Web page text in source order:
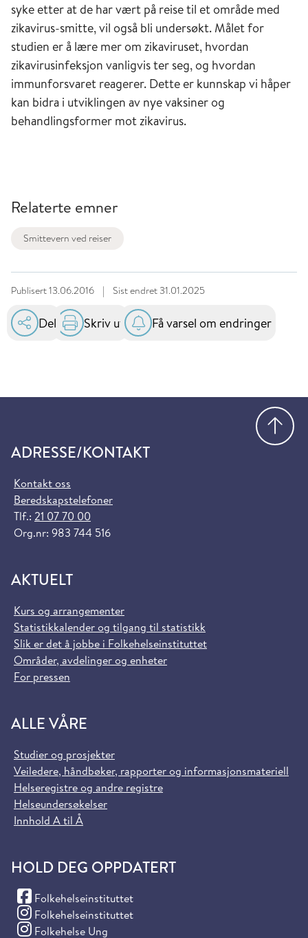
syke etter at de har vært på reise til et område med
zikavirus-smitte, vil også bli undersøkt. Målet for
studien er å lære mer om zikaviruset, hvordan
zikavirusinfeksjon vanligvis ter seg, og hvordan
immunforsvaret reagerer. Dette er kunnskap vi håper
kan bidra i utviklingen av nye vaksiner og
behandlingsformer mot zikavirus.
Relaterte emner
Smittevern ved reiser
Publisert13.06.2016 | Sist endret 31.01.2025
Del Skriv ut Få varsel om endringer
ADRESSE/KONTAKT
Kontakt oss
Beredskapstelefoner
Tlf.: 21 07 70 00
Org.nr: 983 744 516
AKTUELT
Kurs og arrangementer
Statistikkalender og tilgang til statistikk
Slik er det å jobbe i Folkehelseinstituttet
Områder, avdelinger og enheter
For pressen
ALLE VÅRE
Studier og prosjekter
Veiledere, håndbøker, rapporter og informasjonsmateriell
Helseregistre og andre registre
Helseundersøkelser
Innhold A til Å
HOLD DEG OPPDATERT
Folkehelseinstituttet
(Facebook)
Folkehelseinstituttet
(Instagram)
Folkehelse Ung
(Instagram)